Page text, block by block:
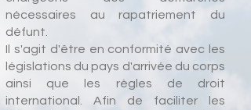
nécessaires au rapatriement du
défunt.
Il s'agit d'être en conformité avec les
législations du pays d'arrivée du corps
ainsi que les règles de droit
international. Afin de faciliter les